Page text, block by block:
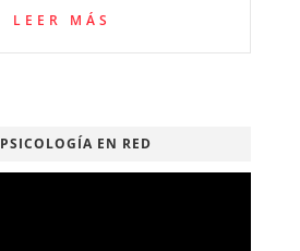
LEER MÁS
PSICOLOGÍA EN RED